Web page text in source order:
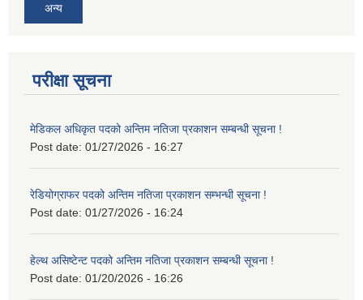
अन्य
परीक्षा सूचना
मेडिकल अधिकृत पदको अन्तिम नतिजा प्रकाशन सम्बन्धी सूचना !
Post date: 01/27/2026 - 16:27
रेडियोग्राफर पदको अन्तिम नतिजा प्रकाशन सम्भन्धी सूचना !
Post date: 01/27/2026 - 16:24
हेल्थ असिष्टेन्ट पदको अन्तिम नतिजा प्रकाशन सम्बन्धी सूचना !
Post date: 01/20/2026 - 16:26